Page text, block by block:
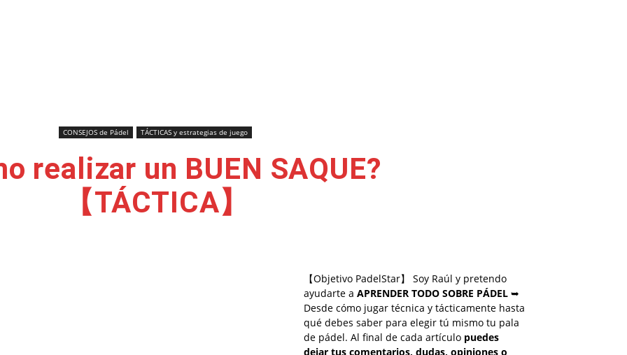
CONSEJOS de Pádel TÁCTICAS y estrategias de juego
realizar un BUEN SAQUE?
【TÁCTICA】
【Objetivo PadelStar】 Soy Raúl y pretendo
ayudarte a APRENDER TODO SOBRE PÁDEL ➥
Desde cómo jugar técnica y tácticamente hasta
qué debes saber para elegir tú mismo tu pala
de pádel. Al final de cada artículo puedes
dejar tus comentarios, dudas, opiniones o